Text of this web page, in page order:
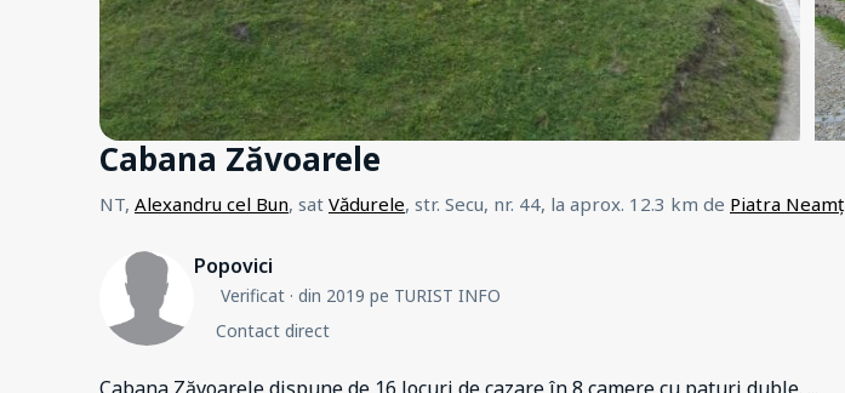
Cabana Zăvoarele
NT, Alexandru cel Bun, sat Vădurele, str. Secu, nr. 44, la aprox. 12.3 km de Piatra Neamț
Popovici
Verificat· din 2019 pe TURIST INFO
Contact direct